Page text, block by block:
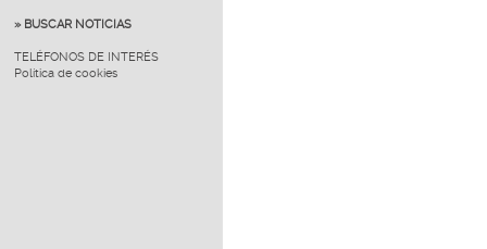
» BUSCAR NOTICIAS
TELÉFONOS DE INTERÉS
Política de cookies